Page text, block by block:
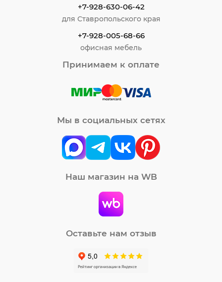
+7-928-630-06-42
для Ставропольского края
+7-928-005-68-66
офисная мебель
Принимаем к оплате
Мы в социальных сетях
Наш магазин на WB
Оставьте нам отзыв